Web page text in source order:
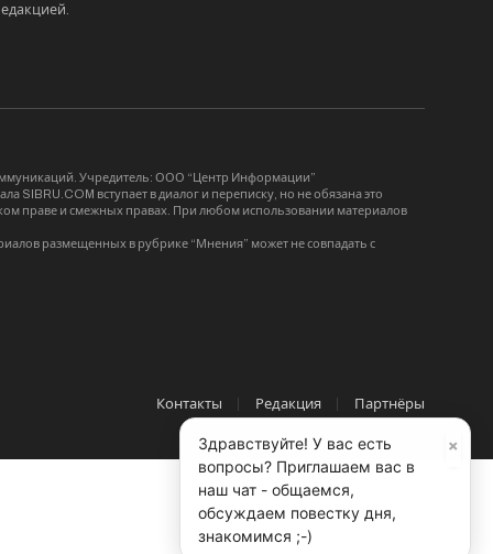
Учредитель: ООО “Центр Информации”
SIBRU.COM вступает в диалог и переписку, но не обязана это
праве и смежных правах. При любом использовании материалов
размещенных в рубрике “Мнения” может не совпадать с
Контакты Редакция Партнёры
×
Здравствуйте! У вас есть
вопросы? Приглашаем вас в
наш чат - общаемся,
обсуждаем повестку дня,
знакомимся ;-)